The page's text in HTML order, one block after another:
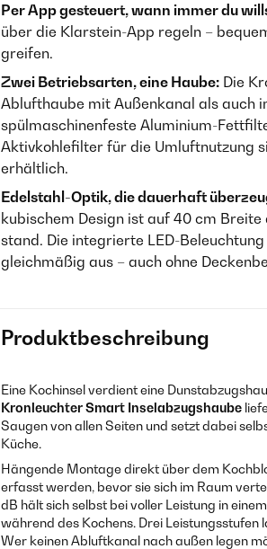
Per App gesteuert, wann immer du
über die Klarstein-App regeln –
greifen.
Zwei Betriebsarten, eine Haube: Die
Ablufthaube mit Außenkanal als auch
spülmaschinenfeste Aluminium-
Aktivkohlefilter für die Umluftnutzung
erhältlich.
Edelstahl-Optik, die dauerhaft
kubischem Design ist auf 40 cm
stand. Die integrierte LED-
gleichmäßig aus – auch ohne
Produktbeschreibung
Eine Kochinsel verdient eine
Kronleuchter Smart Inselabzugshaube
Saugen von allen Seiten und setzt dabei
Küche.
Hängende Montage direkt über dem
erfasst werden, bevor sie sich im Raum
dB hält sich selbst bei voller Leistung in
während des Kochens. Drei
Wer keinen Abluftkanal nach außen legen